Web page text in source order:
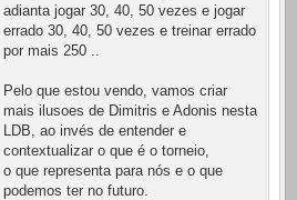
adianta jogar 30, 40, 50 vezes e jogar
errado 30, 40, 50 vezes e treinar errado
por mais 250 ..
Pelo que estou vendo, vamos criar
mais ilusoes de Dimitris e Adonis nesta
LDB, ao invés de entender e
contextualizar o que é o torneio,
o que representa para nós e o que
podemos ter no futuro.